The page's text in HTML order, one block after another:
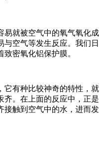
易就被空气中的氧气氧化成
空气等发生反应。我们日
密氧化铝保护膜。
它有种比较神奇的特性，就
齐。在上面的反应中，正是
接触到空气中的水，进而发